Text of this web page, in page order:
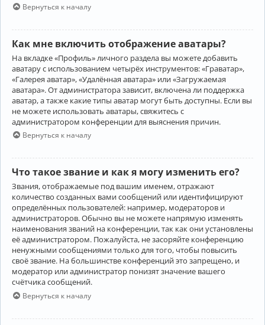
Вернуться к началу
Как мне включить отображение аватары?
На вкладке «Профиль» личного раздела вы можете добавить
аватару с использованием четырёх инструментов: «Граватар»,
«Галерея аватар», «Удалённая аватара» или «Загружаемая
аватара». От администратора зависит, включена ли поддержка
аватар, а также какие типы аватар могут быть доступны. Если вы
не можете использовать аватары, свяжитесь с
администратором конференции для выяснения причин.
Вернуться к началу
Что такое звание и как я могу изменить его?
Звания, отображаемые под вашим именем, отражают
количество созданных вами сообщений или идентифицируют
определённых пользователей: например, модераторов и
администраторов. Обычно вы не можете напрямую изменять
наименования званий на конференции, так как они установлены
её администратором. Пожалуйста, не засоряйте конференцию
ненужными сообщениями только для того, чтобы повысить
своё звание. На большинстве конференций это запрещено, и
модератор или администратор понизят значение вашего
счётчика сообщений.
Вернуться к началу